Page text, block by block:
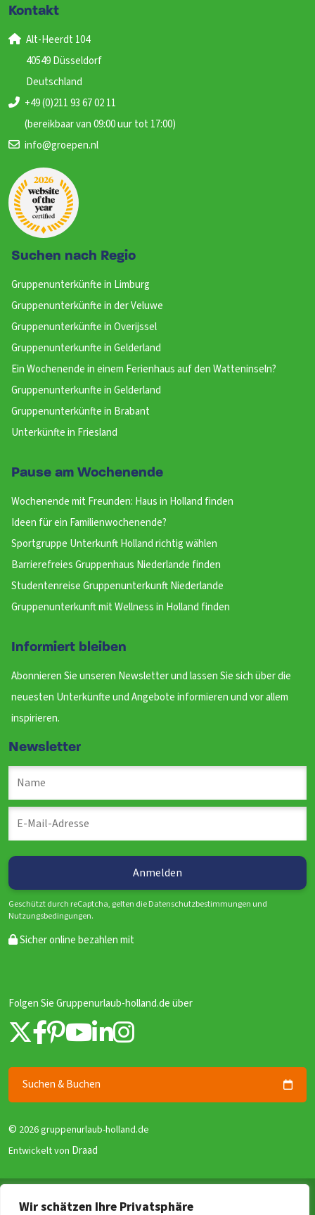
Wir schätzen Ihre Privatsphäre
Kontakt
Alt-Heerdt 104
40549 Düsseldorf
Deutschland
+49 (0)211 93 67 02 11
(bereikbaar van 09:00 uur tot 17:00)
info@groepen.nl
Suchen nach Regio
Gruppenunterkünfte in Limburg
Gruppenunterkünfte in der Veluwe
Gruppenunterkünfte in Overijssel
Gruppenunterkunfte in Gelderland
Ein Wochenende in einem Ferienhaus auf den Watteninseln?
Gruppenunterkunfte in Gelderland
Gruppenunterkünfte in Brabant
Unterkünfte in Friesland
Pause am Wochenende
Wochenende mit Freunden: Haus in Holland finden
Ideen für ein Familienwochenende?
Sportgruppe Unterkunft Holland richtig wählen
Barrierefreies Gruppenhaus Niederlande finden
Studentenreise Gruppenunterkunft Niederlande
Gruppenunterkunft mit Wellness in Holland finden
Informiert bleiben
Abonnieren Sie unseren Newsletter und lassen Sie sich über die
neuesten Unterkünfte und Angebote informieren und vor allem
inspirieren.
Newsletter
Geschützt durch reCaptcha, gelten die Datenschutzbestimmungen und
Nutzungsbedingungen.
Sicher online bezahlen mit
Folgen Sie Gruppenurlaub-holland.de über
Suchen & Buchen
© 2026 gruppenurlaub-holland.de
Entwickelt von Draad